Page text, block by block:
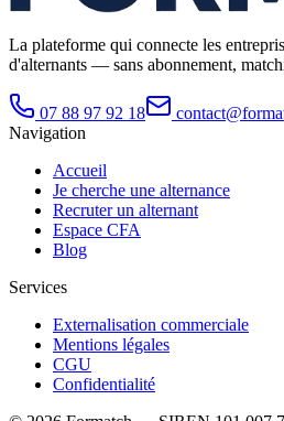
La plateforme qui connecte les
d'alternants — sans abonnement,
07 88 97 92 18
Navigation
Accueil
Je cherche une alternance
Recruter un alternant
Espace CFA
Blog
Services
Externalisation commerciale
Mentions légales
CGU
Confidentialité